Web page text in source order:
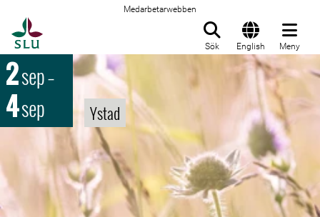
Medarbetarwebben
Sök English Meny
2sep–
4sep Ystad